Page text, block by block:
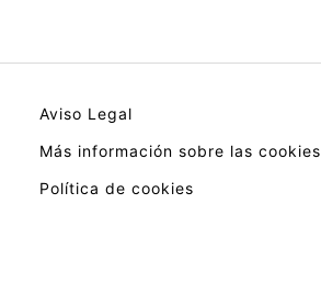
Aviso Legal
Más información sobre las cookies
Política de cookies